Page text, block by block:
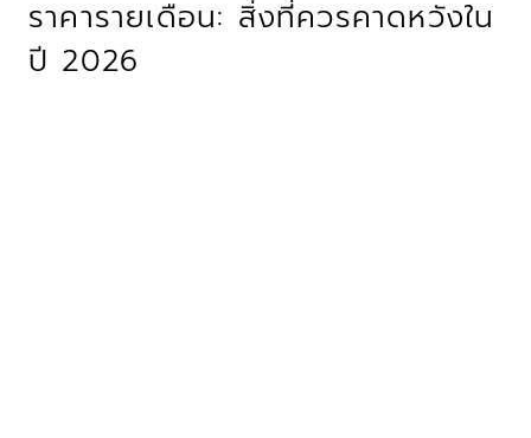
ราคารายเดือน: สิ่งที่ควรคาดหวังใน
ปี 2026